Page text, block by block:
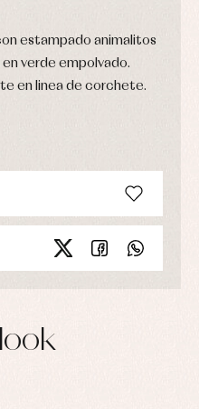
estampado animalitos
verde empolvado.
en linea de corchete.